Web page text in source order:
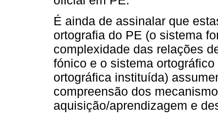
É ainda de assinalar que
ortografia do PE (o sistema
complexidade das relações
fónico e o sistema
ortográfica instituída)
compreensão dos
aquisição/aprendizagem e